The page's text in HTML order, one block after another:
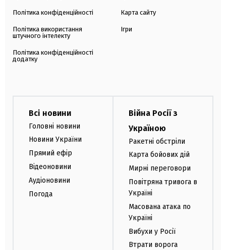
Політика конфіденційності
Політика використання
штучного інтелекту
Політика конфіденційності
додатку
Карта сайту
Ігри
Всі новини
Головні новини
Новини України
Прямий ефір
Відеоновини
Аудіоновини
Погода
Війна Росії з
Україною
Ракетні обстріли
Карта бойових дій
Мирні переговори
Повітряна тривога в
Україні
Масована атака по
Україні
Вибухи у Росії
Втрати ворога